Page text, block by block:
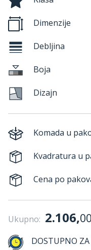
Dimenzije
Debljina
Boja
Dizajn
Komada u
Kvadratura u
Cena po
Ukupno: 2.106,00
DOSTUPNO